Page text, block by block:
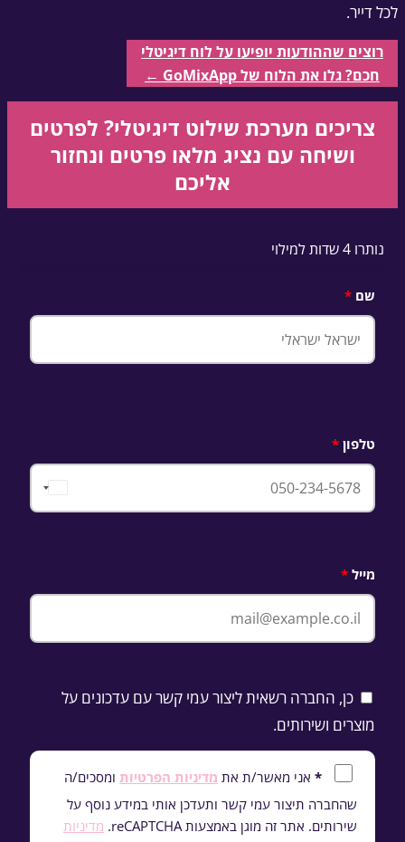
לכל דייר.
רוצים שההודעות יופיעו על לוח דיגיטלי
חכם? גלו את הלוח של GoMixApp ←
צריכים מערכת שילוט דיגיטלי? לפרטים
ושיחה עם נציג מלאו פרטים ונחזור
אליכם
נותרו 4 שדות למילוי
שם
טלפון
Israel
+972
מייל
כן, החברה רשאית ליצור עמי קשר עם עדכונים על
מוצרים ושירותים.
* אני מאשר/ת את מדיניות הפרטיות ומסכים/ה
שהחברה תיצור עמי קשר ותעדכן אותי במידע נוסף על
שירותים. אתר זה מוגן באמצעות reCAPTCHA.
מדיניות